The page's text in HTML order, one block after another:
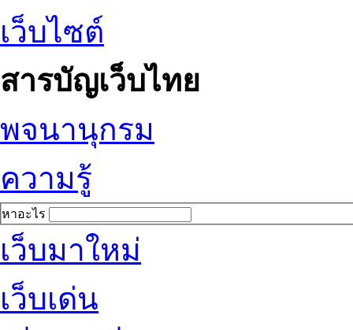
เว็บไซต์
สารบัญเว็บไทย
พจนานุกรม
ความรู้
หาอะไร
เว็บมาใหม่
เว็บเด่น